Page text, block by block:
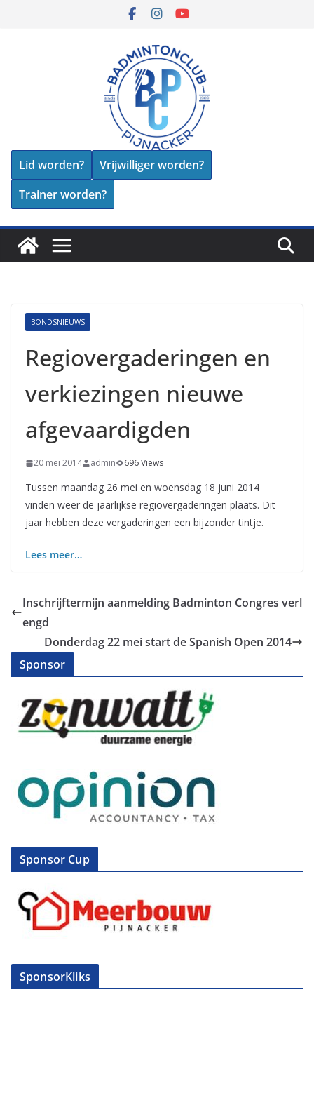
Lid worden?
Vrijwilliger worden?
Trainer worden?
BONDSNIEUWS
Regiovergaderingen en
verkiezingen nieuwe
afgevaardigden
20 mei 2014 admin 696 Views
Tussen maandag 26 mei en woensdag 18 juni 2014
vinden weer de jaarlijkse regiovergaderingen plaats. Dit
jaar hebben deze vergaderingen een bijzonder tintje.
Lees meer…
Inschrijftermijn aanmelding Badminton Congres verl
engd
Donderdag 22 mei start de Spanish Open 2014
Sponsor
Sponsor Cup
SponsorKliks